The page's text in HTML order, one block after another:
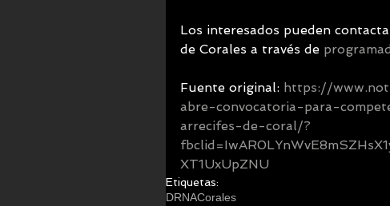
Los interesados pueden
de Corales a través de
Fuente original: https://
abre-convocatoria-para-
arrecifes-de-coral/?
XT1UxUpZNU
Etiquetas:
DRNACorales